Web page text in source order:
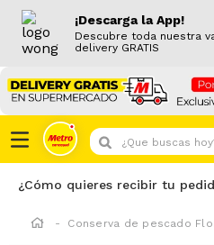
¡Descarga la App!
Descubre toda nuestra
delivery GRATIS
¿Que buscas hoy?
¿Cómo quieres recibir tu
Conserva de pescado